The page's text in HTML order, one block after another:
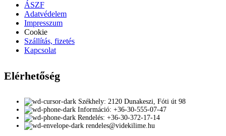
ÁSZF
Adatvédelem
Impresszum
Cookie
Szállítás, fizetés
Kapcsolat
Elérhetőség
Székhely: 2120 Dunakeszi, Fóti út 98
Információ: +36-30-555-07-47
Rendelés: +36-30-372-17-14
rendeles@videkilime.hu